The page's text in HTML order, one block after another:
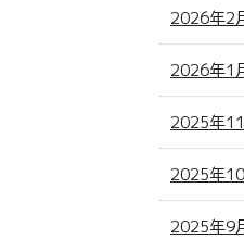
2026年2
2026年1
2025年
2025年
2025年9